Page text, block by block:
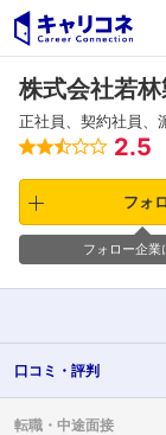
株式会社若
正社員、契約社員、
2.5
フォ
フォロー企
口コミ・ 評判
転職・ 中途面接